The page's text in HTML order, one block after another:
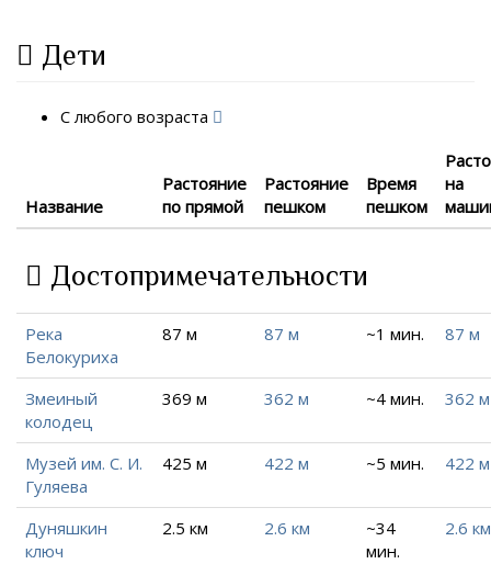
Дети
С любого возраста
Название
Растояние
по прямой
Растояние
пешком
Время
пешком
на
Достопримечательности
Река
Белокуриха
87 м 87 м ~1 мин. 87 м
Змеиный
колодец
369 м 362 м ~4 мин. 362 м
Музей им. С. И.
Гуляева
425 м 422 м ~5 мин. 422 м
Дуняшкин
ключ
2.5 км 2.6 км
~34
мин.
2.6 км